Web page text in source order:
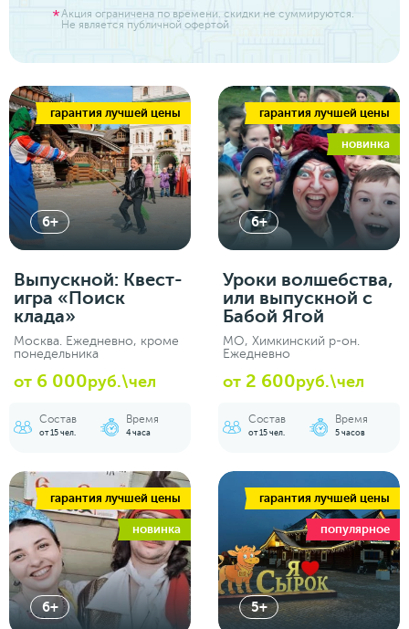
Акция ограничена по времени. скидки не суммируются.
Не является публичной офертой
гарантия лучшей цены
6+
Выпускной: Квест-
игра «Поиск
клада»
Москва. Ежедневно, кроме
понедельника
от 6 000руб.\чел
Состав
от 15 чел.
Время
4 часа
гарантия лучшей цены
новинка
6+
Уроки волшебства,
или выпускной с
Бабой Ягой
МО, Химкинский р-он.
Ежедневно
от 2 600руб.\чел
Состав
от 15 чел.
Время
5 часов
гарантия лучшей цены
новинка
6+
гарантия лучшей цены
популярное
5+